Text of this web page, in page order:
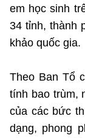
em học sinh
34 tỉnh, thành
khảo quốc gia.
Theo Ban Tổ
tính bao trùm,
của các bức
dạng, phong